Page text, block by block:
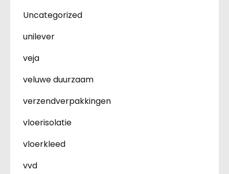
Uncategorized
unilever
veja
veluwe duurzaam
verzendverpakkingen
vloerisolatie
vloerkleed
vvd